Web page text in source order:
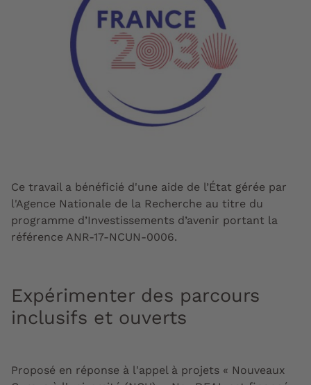
Ce travail a bénéficié d'une aide de l’État gérée par
l'Agence Nationale de la Recherche au titre du
programme d’Investissements d’avenir portant la
référence ANR-17-NCUN-0006.
Expérimenter des parcours
inclusifs et ouverts
Proposé en réponse à l'appel à projets « Nouveaux